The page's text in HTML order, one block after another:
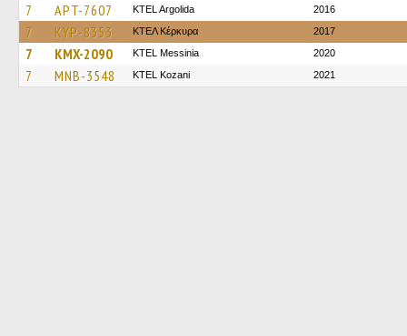
7 APT-7607 KTEL Argolida 2016
7 KYP-8353 ΚΤΕΛ Κέρκυρα 2017
7 KMX-2090 KTEL Messinia 2020
7 MNB-3548 ΚΤΕL Kozani 2021